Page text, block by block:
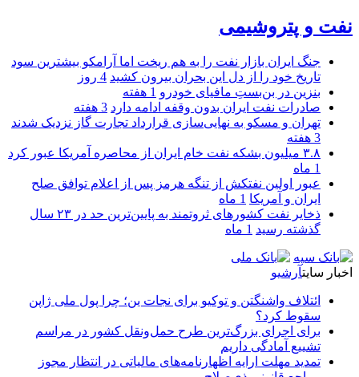
نفت و پتروشیمی
جنگ ایران بازار نفت را به هم ریخت اما آرامکو بیشترین سود
تاریخ خود را از دل این بحران بیرون کشید 4 روز
بنزین در بن‌بستِ مافیای خودرو 1 هفته
صادرات نفت ایران بدون وقفه ادامه دارد 3 هفته
تهران و مسکو به نهایی‌سازی قرارداد تجارت گاز نزدیک شدند
3 هفته
۳.۸ میلیون بشکه نفت خام ایران از محاصره آمریکا عبور کرد
1 ماه
عبور اولین نفتکش از تنگه هرمز پس از اعلام توافق صلح
ایران و آمریکا 1 ماه
ذخایر نفت کشورهای ثروتمند به پایین‌ترین حد در ۲۳ سال
گذشته رسید 1 ماه
اخبار سایتآرشیو
ائتلاف واشنگتن و توکیو برای نجات ین؛ چرا پول ملی ژاپن
سقوط کرد؟
برای اجرای بزرگ‌ترین طرح حمل‌ونقل کشور در مراسم
تشییع آمادگی داریم
تمدید مهلت ارایه اظهارنامه‌های مالیاتی در انتظار مجوز